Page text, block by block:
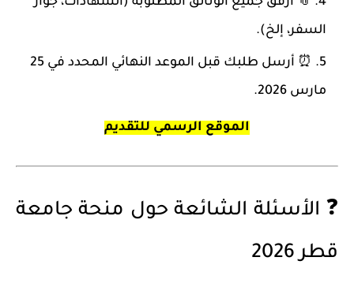
السفر، إلخ).
⏰ أرسل طلبك قبل الموعد النهائي المحدد في 25
مارس 2026
.
الموقع الرسمي للتقديم
❓ الأسئلة الشائعة حول منحة جامعة
قطر 2026